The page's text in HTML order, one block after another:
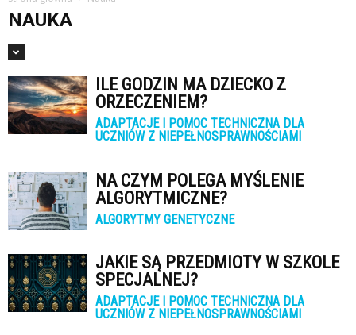
NAUKA
ILE GODZIN MA DZIECKO Z
ORZECZENIEM?
ADAPTACJE I POMOC TECHNICZNA DLA
UCZNIÓW Z NIEPEŁNOSPRAWNOŚCIAMI
NA CZYM POLEGA MYŚLENIE
ALGORYTMICZNE?
ALGORYTMY GENETYCZNE
JAKIE SĄ PRZEDMIOTY W SZKOLE
SPECJALNEJ?
ADAPTACJE I POMOC TECHNICZNA DLA
UCZNIÓW Z NIEPEŁNOSPRAWNOŚCIAMI